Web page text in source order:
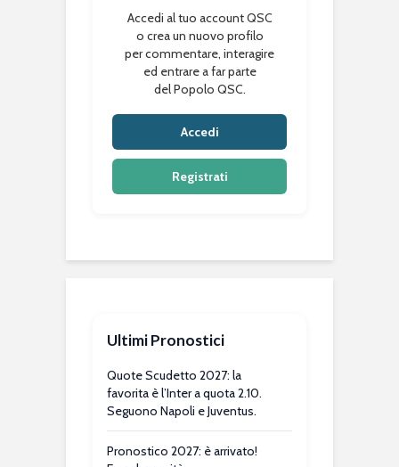
Accedi al tuo account QSC
o crea un nuovo profilo
per commentare, interagire
ed entrare a far parte
del Popolo QSC.
Accedi
Registrati
Ultimi Pronostici
Quote Scudetto 2027: la
favorita è l’Inter a quota 2.10.
Seguono Napoli e Juventus.
Pronostico 2027: è arrivato!